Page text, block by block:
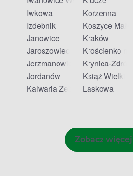
Iwkowa
Izdebnik
Janowice
Jaroszowiec
Jerzmanowice
Jordanów
Kalwaria Zebrzydowska
Korzenna
Koszyce Małe
Kraków
Krościenko
Krynica-Zdrój
Książ Wielki
Laskowa
Zobacz więcej